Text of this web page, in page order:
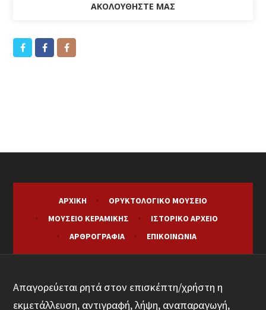
ΑΚΟΛΟΥΘΉΣΤΕ ΜΑΣ
ΑΡΧΙΚΉ
ΟΡΥΚΤΟΛΟΓΙΚΌ ΜΟΥΣΕΊΟ
ΜΟΥΣΕΊΟ ΚΕΡΑΜΙΚΉΣ
ΙΣΤΟΡΙΚΌ ΑΡΧΕΊΟ
ΑΡΘΡΟΓΡΑΦΊΑ
ΕΠΙΚΟΙΝΩΝΊΑ
Απαγορεύεται ρητά στον επισκέπτη/χρήστη η
εκμετάλλευση, αντιγραφή, λήψη, αναπαραγωγή,